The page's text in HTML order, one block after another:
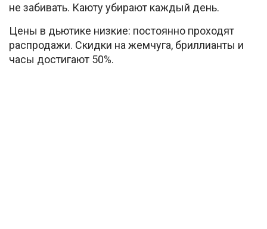
не забивать. Каюту убирают каждый день.
Цены в дьютике низкие: постоянно проходят
распродажи. Скидки на жемчуга, бриллианты и
часы достигают 50%.